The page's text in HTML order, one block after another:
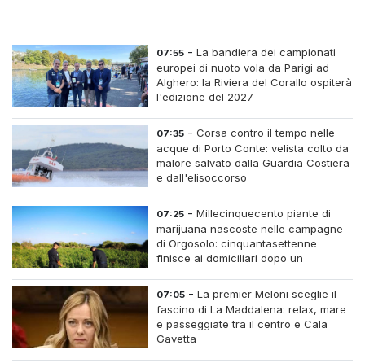
07:55 -La bandiera dei campionati
europei di nuoto vola da Parigi ad
Alghero: la Riviera del Corallo ospiterà
l'edizione del 2027
07:35 -Corsa contro il tempo nelle
acque di Porto Conte: velista colto da
malore salvato dalla Guardia Costiera
e dall'elisoccorso
07:25 -Millecinquecento piante di
marijuana nascoste nelle campagne
di Orgosolo: cinquantasettenne
finisce ai domiciliari dopo un
07:05 -La premier Meloni sceglie il
fascino di La Maddalena: relax, mare
e passeggiate tra il centro e Cala
Gavetta